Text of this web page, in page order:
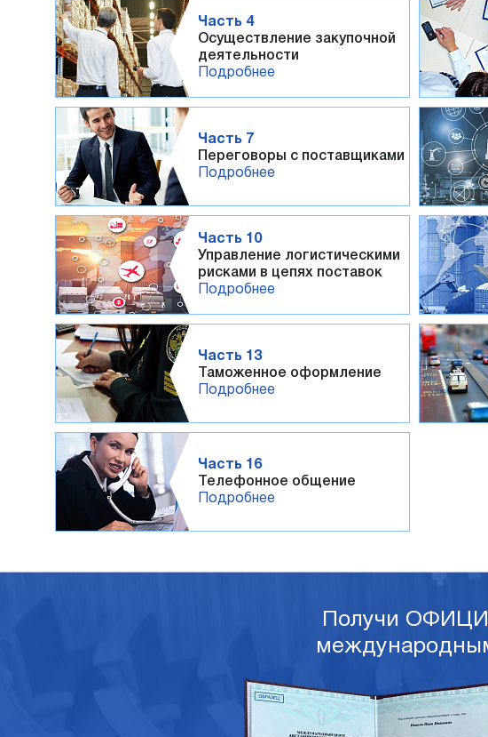
Часть 4
Осуществление закупочной
деятельности
Подробнее
Часть 7
Переговоры с поставщиками
Подробнее
Часть 10
Управление логистическими
рисками в цепях поставок
Подробнее
Часть 13
Таможенное оформление
Подробнее
Часть 16
Телефонное общение
Подробнее
Получи